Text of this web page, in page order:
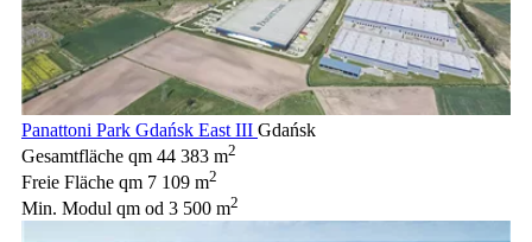
Panattoni Park Gdańsk East III Gdańsk
Gesamtfläche qm 44 383 m2
Freie Fläche qm 7 109 m2
Min. Modul qm od 3 500 m2